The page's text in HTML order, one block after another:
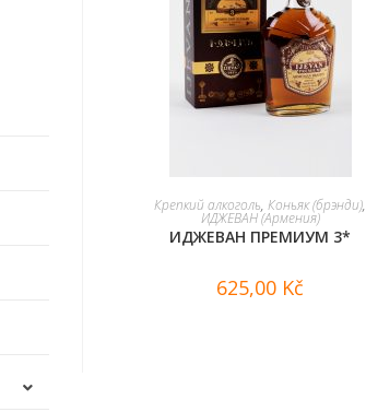
В КОРЗИНУ
Крепкий алкоголь,Коньяк (брэнди),
ИДЖЕВАН (Армения)
ИДЖЕВАН ПРЕМИУМ 3*
625,00 Kč